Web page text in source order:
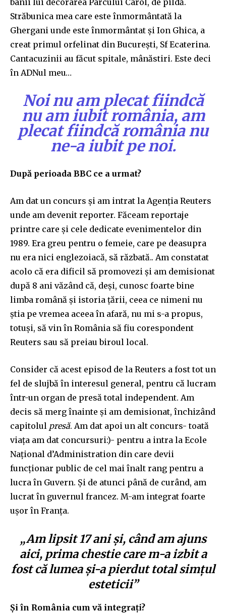
Străbunica mea care este înmormântată la
Ghergani unde este înmormântat și Ion Ghica, a
creat primul orfelinat din București, Sf Ecaterina.
Cantacuzinii au făcut spitale, mânăstiri. Este deci
în ADNul meu…
Noi nu am plecat fiindcă
nu am iubit românia, am
plecat fiindcă românia nu
ne-a iubit pe noi.
După perioada BBC ce a urmat?
Am dat un concurs și am intrat la Agenția Reuters
unde am devenit reporter. Făceam reportaje
printre care și cele dedicate evenimentelor din
1989. Era greu pentru o femeie, care pe deasupra
nu era nici englezoiacă, să răzbată.. Am constatat
acolo că era dificil să promovezi și am demisionat
după 8 ani văzând că, deși, cunosc foarte bine
limba română și istoria țării, ceea ce nimeni nu
știa pe vremea aceea în afară, nu mi s-a propus,
totuși, să vin în România să fiu corespondent
Reuters sau să preiau biroul local.
Consider că acest episod de la Reuters a fost tot un
fel de slujbă în interesul general, pentru că lucram
într-un organ de presă total independent. Am
decis să merg înainte și am demisionat, închizând
capitolul presă. Am dat apoi un alt concurs- toată
viața am dat concursuri:)- pentru a intra la Ecole
Național d’Administration din care devii
funcționar public de cel mai înalt rang pentru a
lucra în Guvern. Și de atunci până de curând, am
lucrat în guvernul francez. M-am integrat foarte
ușor în Franța.
„Am lipsit 17 ani și, când am ajuns
aici, prima chestie care m-a izbit a
fost că lumea și-a pierdut total simțul
esteticii”
Și în România cum vă integrați?